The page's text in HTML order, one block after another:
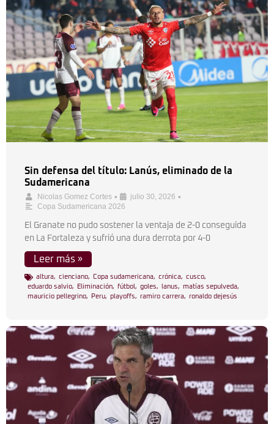
Sin defensa del título: Lanús, eliminado de la
Sudamericana
Nicolas Gomez Cortes • julio 30, 2026 •
Copa Sudamericana 2026
El Granate no pudo sostener la ventaja de 2-0 conseguida
en La Fortaleza y sufrió una dura derrota por 4-0
Leer más »
altura, cienciano, Copa sudamericana, crónica, cusco,
eduardo salvio, Eliminación, fútbol , goles, lanus, matías sepulveda,
mauricio pellegrino, Peru, playoffs, ramiro carrera, ronaldo dejesús